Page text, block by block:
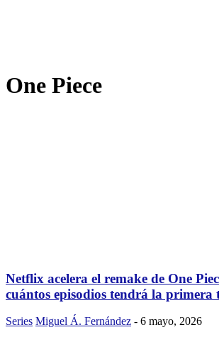
One Piece
Netflix acelera el remake de One
cuántos episodios tendrá la primera
Series Miguel Á. Fernández - 6 mayo, 2026